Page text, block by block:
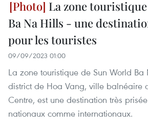
La zone
Ba Na Hills - une
pour les touristes
09/09/2023 01:00
La zone touristique de Sun World
district de Hoa Vang, ville balnéaire
Centre, est une destination très
nationaux comme internationaux.